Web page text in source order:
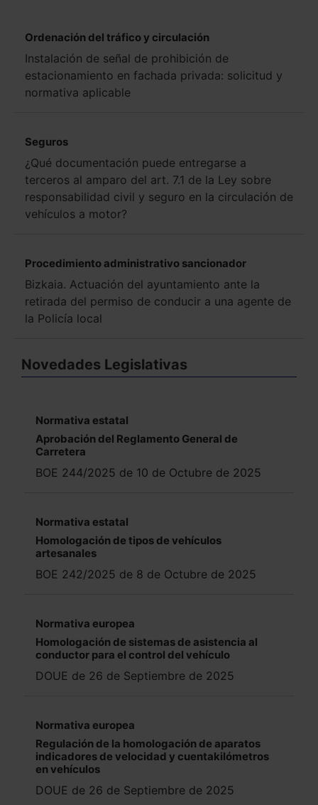
Ordenación del tráfico y circulación
Instalación de señal de prohibición de
estacionamiento en fachada privada: solicitud y
normativa aplicable
Seguros
¿Qué documentación puede entregarse a
terceros al amparo del art. 7.1 de la Ley sobre
responsabilidad civil y seguro en la circulación de
vehículos a motor?
Procedimiento administrativo sancionador
Bizkaia. Actuación del ayuntamiento ante la
retirada del permiso de conducir a una agente de
la Policía local
Novedades Legislativas
Normativa estatal
Aprobación del Reglamento General de
Carretera
BOE 244/2025 de 10 de Octubre de 2025
Normativa estatal
Homologación de tipos de vehículos
artesanales
BOE 242/2025 de 8 de Octubre de 2025
Normativa europea
Homologación de sistemas de asistencia al
conductor para el control del vehículo
DOUE de 26 de Septiembre de 2025
Normativa europea
Regulación de la homologación de aparatos
indicadores de velocidad y cuentakilómetros
en vehículos
DOUE de 26 de Septiembre de 2025